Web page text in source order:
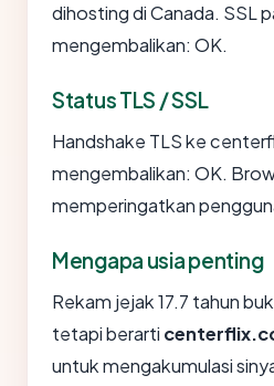
dihosting di Canada. SSL
mengembalikan: OK.
Status TLS / SSL
Handshake TLS ke
mengembalikan: OK.
memperingatkan
Mengapa usia penting
Rekam jejak 17.7 tahun
tetapi berarti
untuk mengakumulasi